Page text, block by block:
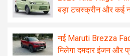
बड़ा टचस्क्रीन और कई
नई Maruti Brezza
मिलेगा दमदार इंजन और